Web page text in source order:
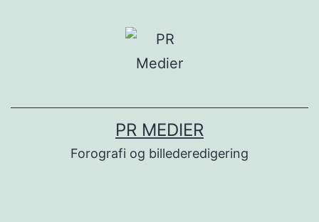
PR MEDIER
Forografi og billederedigering